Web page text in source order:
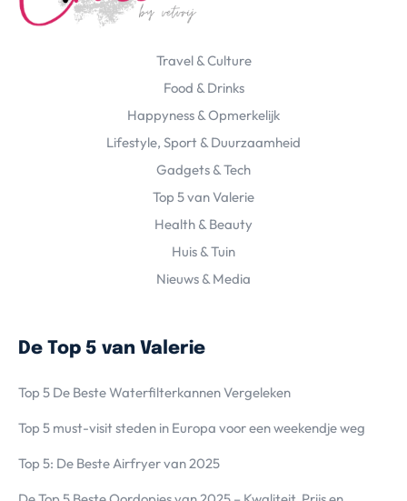
Travel & Culture
Food & Drinks
Happyness & Opmerkelijk
Lifestyle, Sport & Duurzaamheid
Gadgets & Tech
Top 5 van Valerie
Health & Beauty
Huis & Tuin
Nieuws & Media
De Top 5 van Valerie
Top 5 De Beste Waterfilterkannen Vergeleken
Top 5 must-visit steden in Europa voor een weekendje weg
Top 5: De Beste Airfryer van 2025